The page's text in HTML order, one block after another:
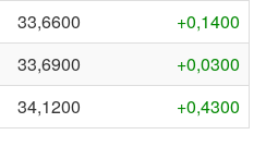
33,6600
+0,1400
33,6900
+0,0300
34,1200 +0,4300